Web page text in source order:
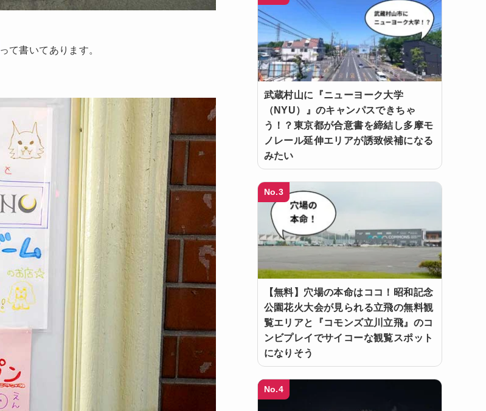
って書いてあります。
武蔵村山に『ニューヨーク大学
（NYU）』のキャンパスできちゃ
う！？東京都が合意書を締結し多摩モ
ノレール延伸エリアが誘致候補になる
みたい
No.3
【無料】穴場の本命はココ！昭和記念
公園花火大会が見られる立飛の無料観
覧エリアと『コモンズ立川立飛』のコ
ンビプレイでサイコーな観覧スポット
になりそう
No.4